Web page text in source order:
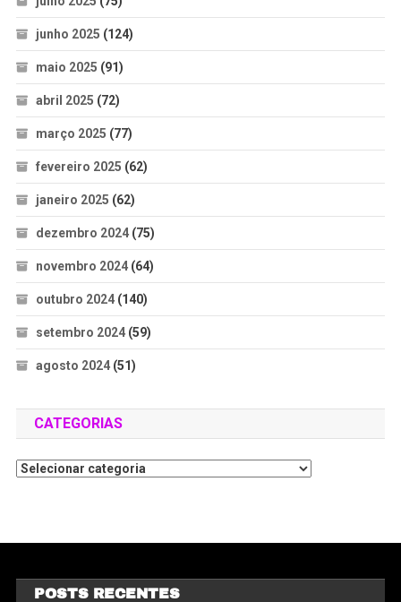
junho 2025 (124)
maio 2025 (91)
abril 2025 (72)
março 2025 (77)
fevereiro 2025 (62)
janeiro 2025 (62)
dezembro 2024(75)
novembro 2024(64)
outubro 2024(140)
setembro 2024(59)
agosto 2024(51)
CATEGORIAS
POSTS RECENTES